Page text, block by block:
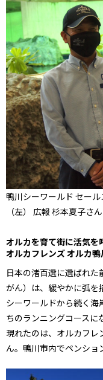
鴨川シーワールド セー
（左） 広報 杉本夏子さん
オルカを育て街に活気
オルカフレンズ オルカ
日本の渚百選に選ばれ
がん）は、緩やかに弧を
シーワールドから続く
ちのランニングコースに
現れたのは、オルカフレ
ん。鴨川市内でペンショ